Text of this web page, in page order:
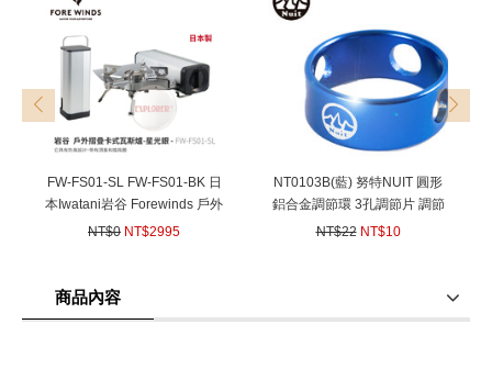
FW-FS01-SL FW-FS01-BK 日
本Iwatani岩谷 Forewinds 戶外
摺疊卡式瓦斯爐 星光銀 消光黑
NT$0 NT$2995
NT0103B(藍) 努特NUIT 圓形
鋁合金調節環 3孔調節片 調節
拉繩片 營繩扣 6061鋁合金
NT$22 NT$10
prev next
商品內容